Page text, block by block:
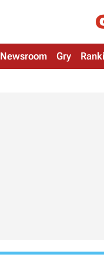
Newsroom Gry